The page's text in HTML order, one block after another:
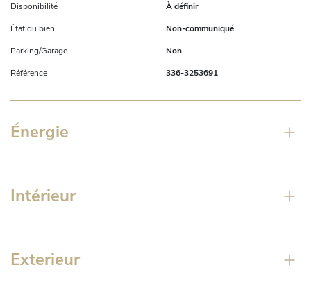
Disponibilité
À définir
État du bien
Non-communiqué
Parking/Garage
Non
Référence
336-3253691
Énergie
Intérieur
Exterieur